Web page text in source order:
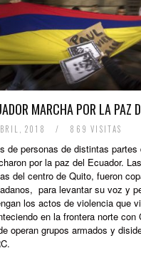
MARCHA POR LA PAZ
2018 / 869 VISITAS
de personas de distintas partes
por la paz del Ecuador.
del centro de Quito, fueron
para levantar su voz y
los actos de violencia que
en la frontera norte
operan grupos armados y